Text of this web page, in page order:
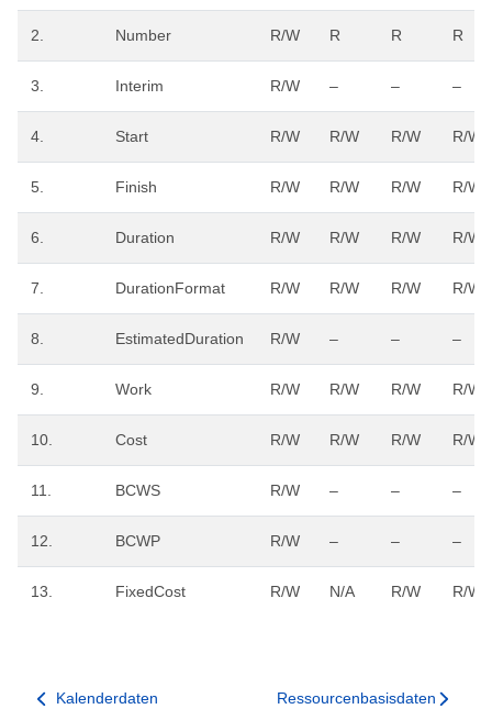
2. Number R/W R R R
3. Interim R/W – – –
4. Start R/W R/W R/W R/W
5. Finish R/W R/W R/W R/W
6. Duration R/W R/W R/W R/W
7. DurationFormat R/W R/W R/W R/W
8. EstimatedDuration R/W – – –
9. Work R/W R/W R/W R/W
10. Cost R/W R/W R/W R/W
11. BCWS R/W – – –
12. BCWP R/W – – –
13. FixedCost R/W N/A R/W R/W
Kalenderdaten Ressourcenbasisdaten